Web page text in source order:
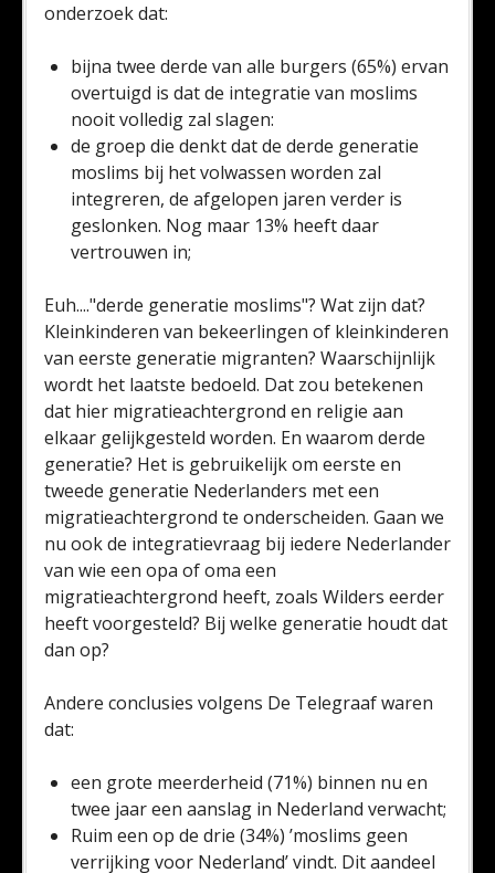
onderzoek dat:
bijna twee derde van alle burgers (65%) ervan
overtuigd is dat de integratie van moslims
nooit volledig zal slagen:
de groep die denkt dat de derde generatie
moslims bij het volwassen worden zal
integreren, de afgelopen jaren verder is
geslonken. Nog maar 13% heeft daar
vertrouwen in;
Euh...."derde generatie moslims"? Wat zijn dat?
Kleinkinderen van bekeerlingen of kleinkinderen
van eerste generatie migranten? Waarschijnlijk
wordt het laatste bedoeld. Dat zou betekenen
dat hier migratieachtergrond en religie aan
elkaar gelijkgesteld worden. En waarom derde
generatie? Het is gebruikelijk om eerste en
tweede generatie Nederlanders met een
migratieachtergrond te onderscheiden. Gaan we
nu ook de integratievraag bij iedere Nederlander
van wie een opa of oma een
migratieachtergrond heeft, zoals Wilders eerder
heeft voorgesteld? Bij welke generatie houdt dat
dan op?
Andere conclusies volgens De Telegraaf waren
dat:
een grote meerderheid (71%) binnen nu en
twee jaar een aanslag in Nederland verwacht;
Ruim een op de drie (34%) ’moslims geen
verrijking voor Nederland’ vindt. Dit aandeel